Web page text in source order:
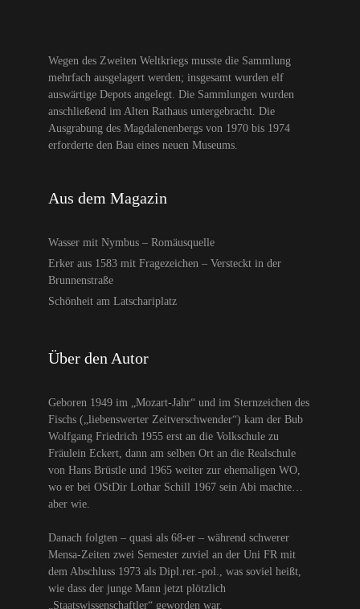
Wegen des Zweiten Weltkriegs musste die Sammlung
mehrfach ausgelagert werden; insgesamt wurden elf
auswärtige Depots angelegt. Die Sammlungen wurden
anschließend im Alten Rathaus untergebracht. Die
Ausgrabung des Magdalenenbergs von 1970 bis 1974
erforderte den Bau eines neuen Museums.
Aus dem Magazin
Wasser mit Nymbus – Romäusquelle
Erker aus 1583 mit Fragezeichen – Versteckt in der
Brunnenstraße
Schönheit am Latschariplatz
Über den Autor
Geboren 1949 im „Mozart-Jahr“ und im Sternzeichen des
Fischs („liebenswerter Zeitverschwender“) kam der Bub
Wolfgang Friedrich 1955 erst an die Volkschule zu
Fräulein Eckert, dann am selben Ort an die Realschule
von Hans Brüstle und 1965 weiter zur ehemaligen WO,
wo er bei OStDir Lothar Schill 1967 sein Abi machte…
aber wie.
Danach folgten – quasi als 68-er – während schwerer
Mensa-Zeiten zwei Semester zuviel an der Uni FR mit
dem Abschluss 1973 als Dipl.rer.-pol., was soviel heißt,
wie dass der junge Mann jetzt plötzlich
„Staatswissenschaftler“ geworden war.